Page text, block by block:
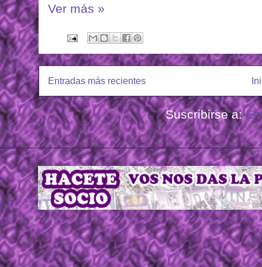
Ver más »
Entradas más recientes
Suscribirse a: